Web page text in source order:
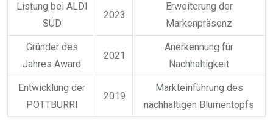
Listung bei ALDI
SÜD
2023
Erweiterung der
Markenpräsenz
Gründer des
Jahres Award
2021
Anerkennung für
Nachhaltigkeit
Entwicklung der
POTTBURRI
2019
Markteinführung des
nachhaltigen Blumentopfs